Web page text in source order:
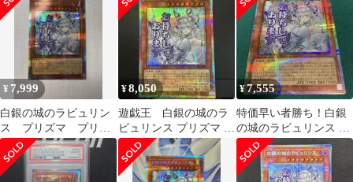
¥ 7,999
白銀の城のラビュリン
ス プリズマ プリシ
ク スタンプエディシ
ョン
¥8,050
遊戯王 白銀の城のラ
ビュリンス プリズマ プ
リシク スタンプエディ
ション
¥7,555
特価早い者勝ち！白銀
の城のラビュリンス プ
リズマ プリシク スタン
プエディション